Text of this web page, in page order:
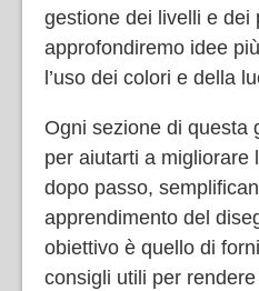
gestione dei livelli e dei
approfondiremo idee
l’uso dei colori e della
Ogni sezione di questa
per aiutarti a migliorare
dopo passo,
apprendimento del
obiettivo è quello di
consigli utili per